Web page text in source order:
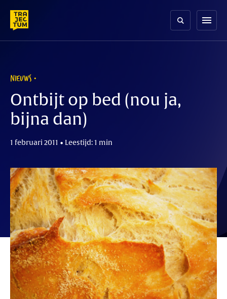
content
menu
NIEUWS
Ontbijt op bed (nou ja,
bijna dan)
1 februari 2011 • Leestijd: 1 min